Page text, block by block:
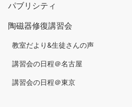
パブリシティ
陶磁器修復講習会
教室だより&生徒さんの声
講習会の日程＠名古屋
講習会の日程＠東京